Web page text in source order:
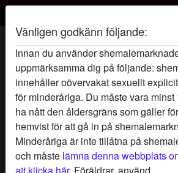
Vänligen godkänn följande:
Innan du använder
uppmärksamma dig på följande:
innehåller oövervakat sexuellt
för minderåriga. Du måste vara
ha nått den åldersgräns som gäller
hemvist för att gå in på
Minderåriga är inte tillåtna på
och måste lämna denna webbplats
RomantikKvinnan's